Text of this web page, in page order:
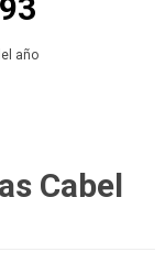
año
Cabel